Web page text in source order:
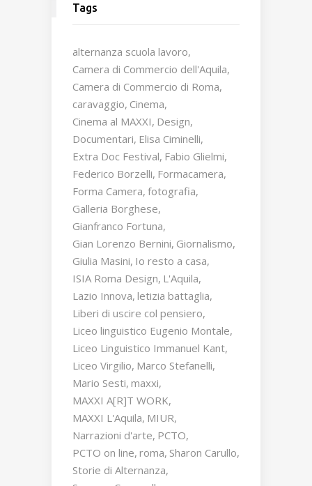
Tags
alternanza scuola lavoro
Camera di Commercio dell'Aquila
Camera di Commercio di Roma
caravaggio Cinema
Cinema al MAXXI Design
Documentari Elisa Ciminelli
Extra Doc Festival Fabio Glielmi
Federico Borzelli Formacamera
Forma Camera fotografia
Galleria Borghese
Gianfranco Fortuna
Gian Lorenzo Bernini Giornalismo
Giulia Masini Io resto a casa
ISIA Roma Design L'Aquila
Lazio Innova letizia battaglia
Liberi di uscire col pensiero
Liceo linguistico Eugenio Montale
Liceo Linguistico Immanuel Kant
Liceo Virgilio Marco Stefanelli
Mario Sesti maxxi
MAXXI A[R]T WORK
MAXXI L'Aquila MIUR
Narrazioni d'arte PCTO
PCTO on line roma Sharon Carullo
Storie di Alternanza